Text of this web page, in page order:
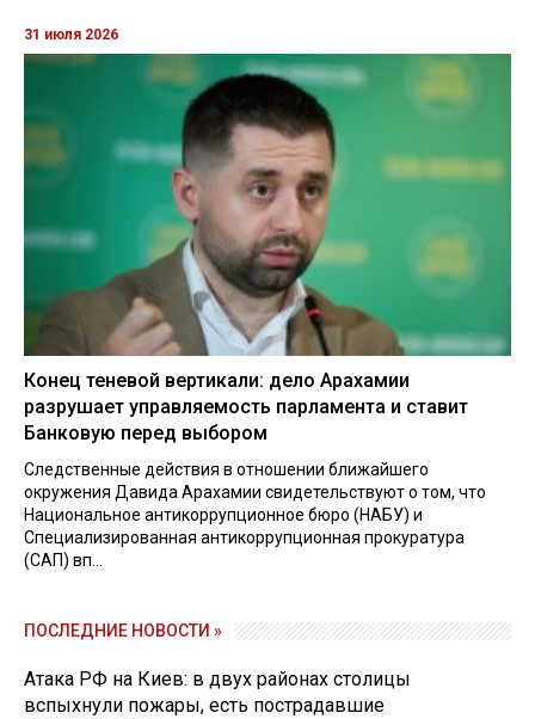
31 июля 2026
Конец теневой вертикали: дело Арахамии
разрушает управляемость парламента и ставит
Банковую перед выбором
Следственные действия в отношении ближайшего
окружения Давида Арахамии свидетельствуют о том, что
Национальное антикоррупционное бюро (НАБУ) и
Специализированная антикоррупционная прокуратура
(САП) вп...
ПОСЛЕДНИЕ НОВОСТИ »
Атака РФ на Киев: в двух районах столицы
вспыхнули пожары, есть пострадавшие